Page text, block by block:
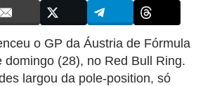
o GP da Áustria de Fórmula
domingo (28), no Red Bull Ring.
largou da pole-position, só